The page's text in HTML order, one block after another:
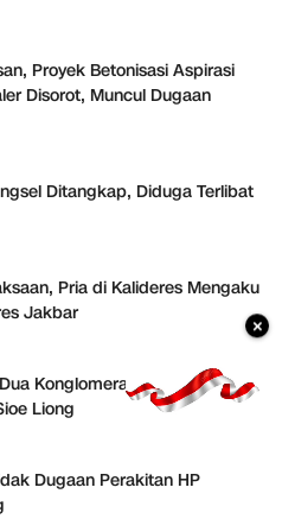
Proyek Betonisasi Aspirasi
Disorot, Muncul Dugaan
Ditangkap, Diduga Terlibat
Pria di Kalideres Mengaku
Jakbar
Konglomerat Indonesia Ong
Liong
Dugaan Perakitan HP
×